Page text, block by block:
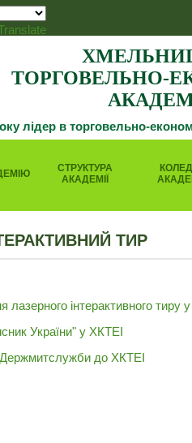
ТОРГОВЕЛЬНО-
лідер в торговельно-
СТРУКТУРА
АКАДЕМІЇ
ТИР
лазерного інтерактивного тиру
України" у ХКТЕІ
Держмитслужби до ХКТЕІ